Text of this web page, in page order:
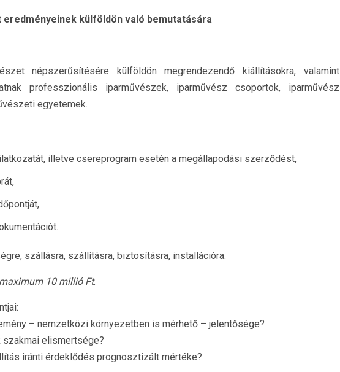
eredményeinek külföldön való bemutatására
népszerűsítésére külföldön megrendezendő kiállításokra, valamint
professzionális iparművészek, iparművész csoportok, iparművész
egyetemek.
illetve csereprogram esetén a megállapodási szerződést,
szállásra, szállításra, biztosításra, installációra.
10 millió Ft.
– nemzetközi környezetben is mérhető – jelentősége?
elismertsége?
iránti érdeklődés prognosztizált mértéke?